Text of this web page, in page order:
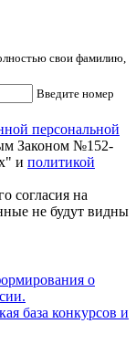
свои фамилию,
Введите номер
персональной
Законом №152-
и политикой
согласия на
не будут видны